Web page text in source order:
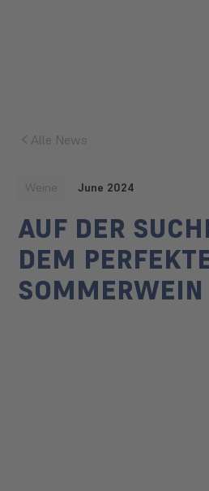
Alle News
Weine June 2024
AUF DER
DEM
SOMMERWEIN